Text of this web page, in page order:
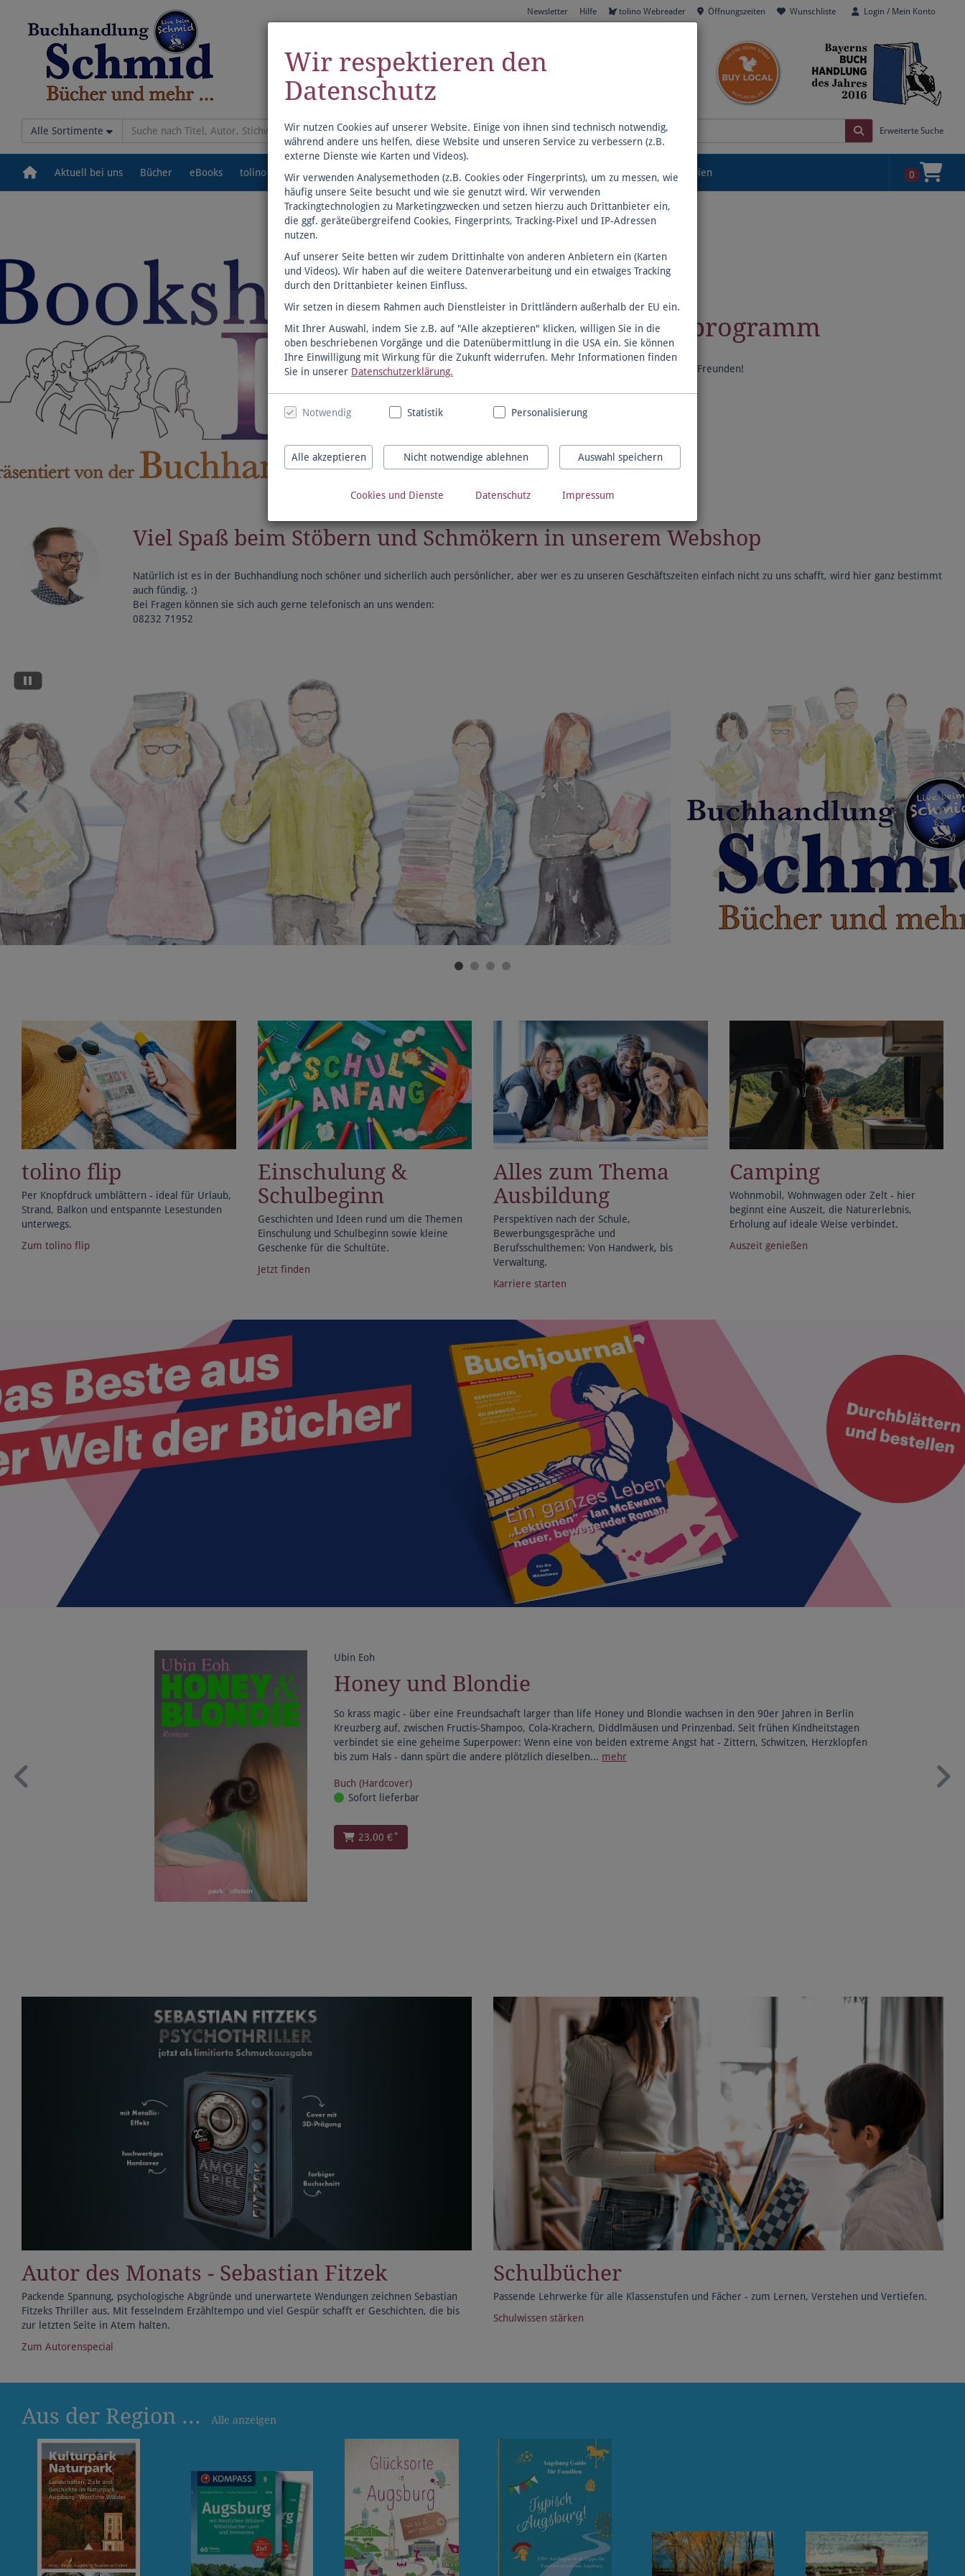
Wir respektieren den
Datenschutz
Wir nutzen Cookies auf unserer Website. Einige von ihnen sind technisch notwendig,
während andere uns helfen, diese Website und unseren Service zu verbessern (z.B.
externe Dienste wie Karten und Videos).
Wir verwenden Analysemethoden (z.B. Cookies oder Fingerprints), um zu messen, wie
häufig unsere Seite besucht und wie sie genutzt wird. Wir verwenden
Trackingtechnologien zu Marketingzwecken und setzen hierzu auch Drittanbieter ein,
die ggf. geräteübergreifend Cookies, Fingerprints, Tracking-Pixel und IP-Adressen
nutzen.
Auf unserer Seite betten wir zudem Drittinhalte von anderen Anbietern ein (Karten
und Videos). Wir haben auf die weitere Datenverarbeitung und ein etwaiges Tracking
durch den Drittanbieter keinen Einfluss.
Wir setzen in diesem Rahmen auch Dienstleister in Drittländern außerhalb der EU ein.
Mit Ihrer Auswahl, indem Sie z.B. auf "Alle akzeptieren" klicken, willigen Sie in die
oben beschriebenen Vorgänge und die Datenübermittlung in die USA ein. Sie können
Ihre Einwilligung mit Wirkung für die Zukunft widerrufen. Mehr Informationen finden
Sie in unserer Datenschutzerklärung.
Notwendig Statistik Personalisierung
Alle akzeptieren Nicht notwendige ablehnen Auswahl speichern
Cookies und Dienste Datenschutz Impressum
Newsletter Hilfe tolino Webreader Öffnungszeiten Wunschliste Login / Mein Konto
Alle Sortimente Erweiterte Suche
Aktuell bei uns Bücher eBooks tolino Veranstaltungen Schulbücher Lesesommer Internationale Bücher Alle Kategorien 0
Unser Kulturprogramm
Lesung - Kabarett - Konzert
Schöne Abende mit Freunden unter Freunden!
Viel Spaß beim Stöbern und Schmökern in unserem Webshop
Natürlich ist es in der Buchhandlung noch schöner und sicherlich auch persönlicher, aber wer es zu unseren Geschäftszeiten einfach nicht zu uns schafft, wird hier ganz bestimmt
auch fündig. :)
Bei Fragen können sie sich auch gerne telefonisch an uns wenden:
08232 71952
tolino flip
Per Knopfdruck umblättern - ideal für Urlaub,
Strand, Balkon und entspannte Lesestunden
unterwegs.
Zum tolino flip
Einschulung &
Schulbeginn
Geschichten und Ideen rund um die Themen
Einschulung und Schulbeginn sowie kleine
Geschenke für die Schultüte.
Jetzt finden
Alles zum Thema
Ausbildung
Perspektiven nach der Schule,
Bewerbungsgespräche und
Berufsschulthemen: Von Handwerk, bis
Verwaltung.
Karriere starten
Camping
Wohnmobil, Wohnwagen oder Zelt - hier
beginnt eine Auszeit, die Naturerlebnis,
Erholung auf ideale Weise verbindet.
Auszeit genießen
Ubin Eoh
Honey und Blondie
So krass magic - über eine Freundsachaft larger than life Honey und Blondie wachsen in den 90er Jahren in Berlin
Kreuzberg auf, zwischen Fructis-Shampoo, Cola-Krachern, Diddlmäusen und Prinzenbad. Seit frühen Kindheitstagen
verbindet sie eine geheime Superpower: Wenn eine von beiden extreme Angst hat - Zittern, Schwitzen, Herzklopfen
bis zum Hals - dann spürt die andere plötzlich dieselben... mehr
Buch (Hardcover)
Sofort lieferbar
23,00 €*
Autor des Monats - Sebastian Fitzek
Packende Spannung, psychologische Abgründe und unerwartete Wendungen zeichnen Sebastian
Fitzeks Thriller aus. Mit fesselndem Erzähltempo und viel Gespür schafft er Geschichten, die bis
zur letzten Seite in Atem halten.
Zum Autorenspecial
Schulbücher
Passende Lehrwerke für alle Klassenstufen und Fächer - zum Lernen, Verstehen und Vertiefen.
Schulwissen stärken
Aus der Region ... Alle anzeigen